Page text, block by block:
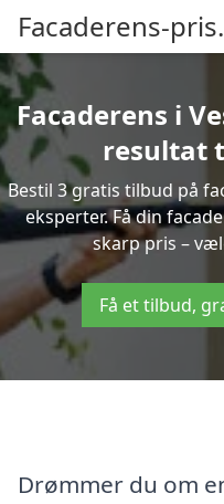
Facaderens-
Facaderens i
resultat
Bestil 3 gratis tilbud på
eksperter. Få din
skarp pris –
Få et tilbud,
Drømmer du om